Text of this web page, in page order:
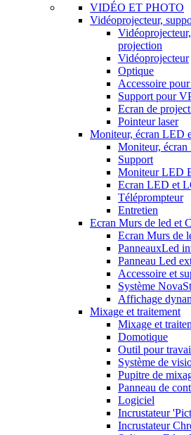
VIDÉO ET PHOTO
Vidéoprojecteur,
projection
Vidéoprojecteur
Optique
Accessoire
Support pour
Ecran de
Pointeur laser
Moniteur, écran LED
Moniteur,
Support
Moniteur LED
Ecran LED et
Téléprompteur
Entretien
Ecran Murs de led et
Ecran Murs de
PanneauxLed
Panneau Led
Accessoire et
Système
Affichage
Mixage et traitement
Mixage et
Domotique
Outil pour
Système de
Pupitre de
Panneau de
Logiciel
Incrustateur
Incrustateur